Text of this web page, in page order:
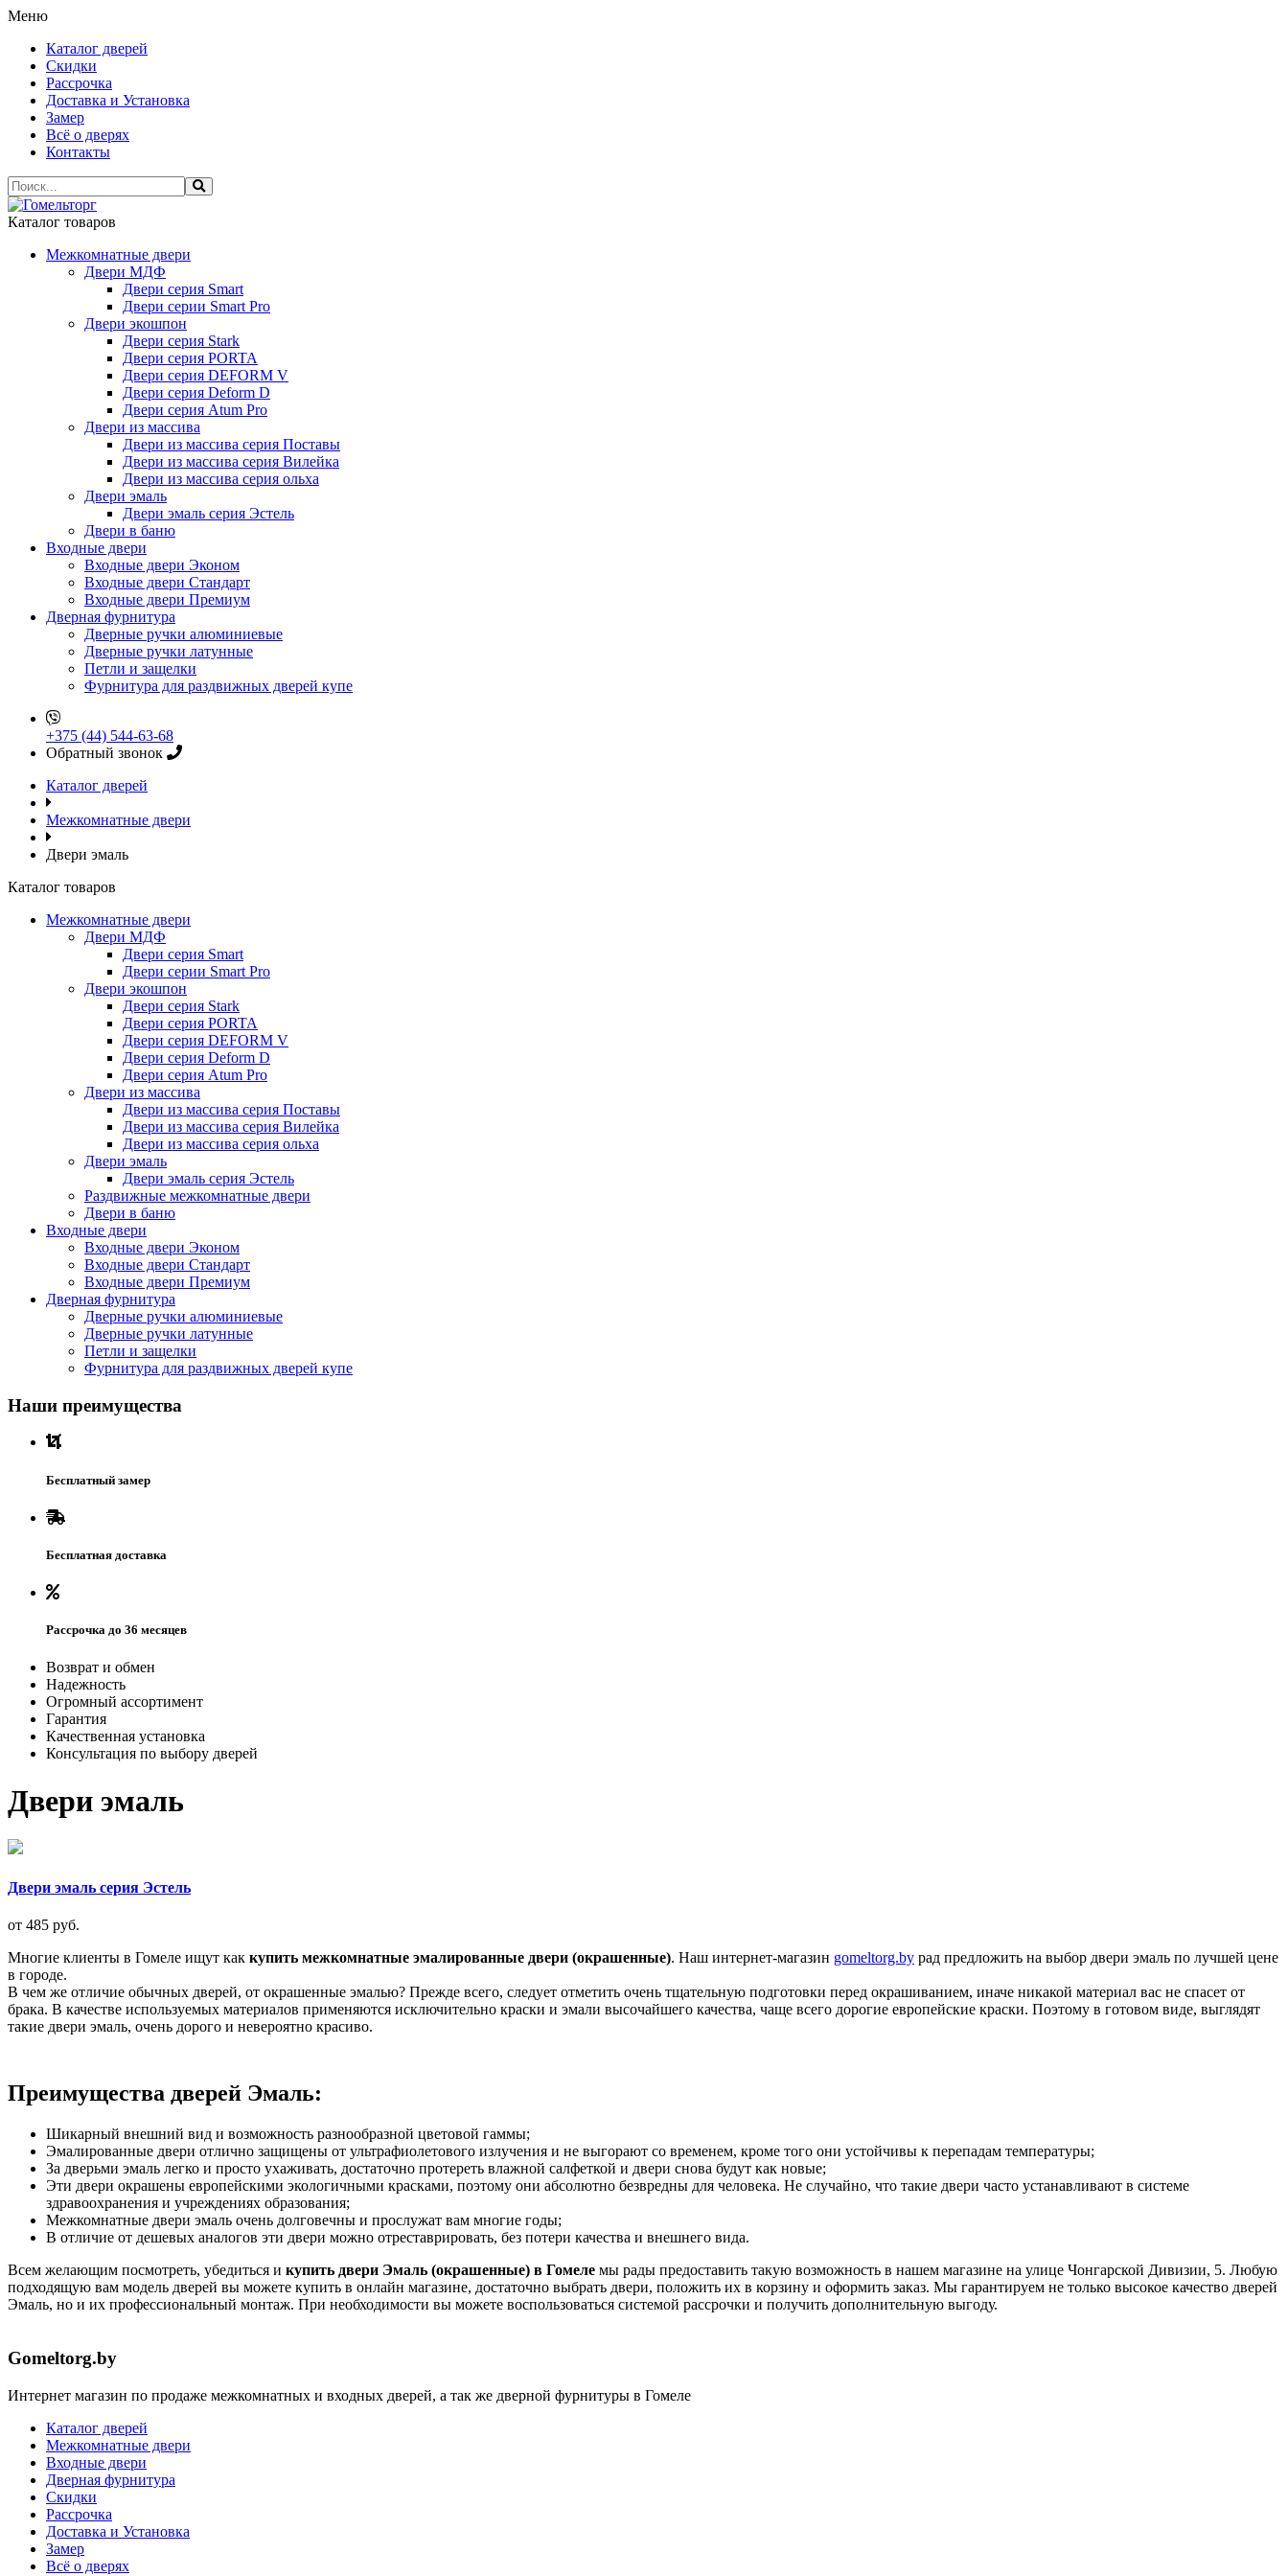
Меню
Каталог дверей
Скидки
Рассрочка
Доставка и Установка
Замер
Всё о дверях
Контакты
Каталог товаров
Межкомнатные двери
Двери МДФ
Двери серия Smart
Двери серии Smart Pro
Двери экошпон
Двери серия Stark
Двери серия PORTA
Двери серия DEFORM V
Двери серия Deform D
Двери серия Atum Pro
Двери из массива
Двери из массива серия Поставы
Двери из массива серия Вилейка
Двери из массива серия ольха
Двери эмаль
Двери эмаль серия Эстель
Двери в баню
Входные двери
Входные двери Эконом
Входные двери Стандарт
Входные двери Премиум
Дверная фурнитура
Дверные ручки алюминиевые
Дверные ручки латунные
Петли и защелки
Фурнитура для раздвижных дверей купе
+375 (44) 544-63-68
Обратный звонок
Каталог дверей
Межкомнатные двери
Двери эмаль
Каталог товаров
Межкомнатные двери
Двери МДФ
Двери серия Smart
Двери серии Smart Pro
Двери экошпон
Двери серия Stark
Двери серия PORTA
Двери серия DEFORM V
Двери серия Deform D
Двери серия Atum Pro
Двери из массива
Двери из массива серия Поставы
Двери из массива серия Вилейка
Двери из массива серия ольха
Двери эмаль
Двери эмаль серия Эстель
Раздвижные межкомнатные двери
Двери в баню
Входные двери
Входные двери Эконом
Входные двери Стандарт
Входные двери Премиум
Дверная фурнитура
Дверные ручки алюминиевые
Дверные ручки латунные
Петли и защелки
Фурнитура для раздвижных дверей купе
Наши преимущества
Бесплатный замер
Бесплатная доставка
Рассрочка до 36 месяцев
Возврат и обмен
Надежность
Огромный ассортимент
Гарантия
Качественная установка
Консультация по выбору дверей
Двери эмаль
Двери эмаль серия Эстель
от 485 руб.
Многие клиенты в Гомеле ищут как купить межкомнатные эмалированные двери (окрашенные). Наш интернет-магазин gomeltorg.by рад предложить на выбор двери эмаль по лучшей цене
в городе.
В чем же отличие обычных дверей, от окрашенные эмалью? Прежде всего, следует отметить очень тщательную подготовки перед окрашиванием, иначе никакой материал вас не спасет от
брака. В качестве используемых материалов применяются исключительно краски и эмали высочайшего качества, чаще всего дорогие европейские краски. Поэтому в готовом виде, выглядят
такие двери эмаль, очень дорого и невероятно красиво.
Преимущества дверей Эмаль:
Шикарный внешний вид и возможность разнообразной цветовой гаммы;
Эмалированные двери отлично защищены от ультрафиолетового излучения и не выгорают со временем, кроме того они устойчивы к перепадам температуры;
За дверьми эмаль легко и просто ухаживать, достаточно протереть влажной салфеткой и двери снова будут как новые;
Эти двери окрашены европейскими экологичными красками, поэтому они абсолютно безвредны для человека. Не случайно, что такие двери часто устанавливают в системе
здравоохранения и учреждениях образования;
Межкомнатные двери эмаль очень долговечны и прослужат вам многие годы;
В отличие от дешевых аналогов эти двери можно отреставрировать, без потери качества и внешнего вида.
Всем желающим посмотреть, убедиться и купить двери Эмаль (окрашенные) в Гомеле мы рады предоставить такую возможность в нашем магазине на улице Чонгарской Дивизии, 5. Любую
подходящую вам модель дверей вы можете купить в онлайн магазине, достаточно выбрать двери, положить их в корзину и оформить заказ. Мы гарантируем не только высокое качество дверей
Эмаль, но и их профессиональный монтаж. При необходимости вы можете воспользоваться системой рассрочки и получить дополнительную выгоду.
Gomeltorg.by
Интернет магазин по продаже межкомнатных и входных дверей, а так же дверной фурнитуры в Гомеле
Каталог дверей
Межкомнатные двери
Входные двери
Дверная фурнитура
Скидки
Рассрочка
Доставка и Установка
Замер
Всё о дверях